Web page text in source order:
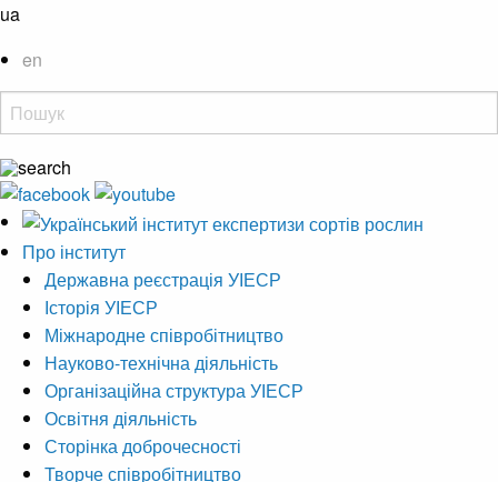
ua
en
Про інститут
Державна реєстрація УІЕСР
Історія УІЕСР
Міжнародне співробітництво
Науково-технічна діяльність
Організаційна структура УІЕСР
Освітня діяльність
Сторінка доброчесності
Творче співробітництво